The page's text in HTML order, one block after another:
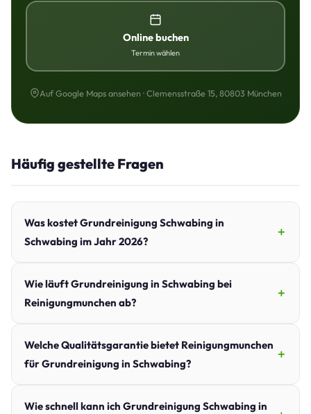
Online buchen
Termin wählen
Auf Google Maps ansehen · Clemensstraße 15, 80803 München
Häufig gestellte Fragen
Was kostet Grundreinigung Schwabing in
Schwabing im Jahr 2026?
Wie läuft Grundreinigung in Schwabing bei
Reinigungmunchen ab?
Welche Qualitätsgarantie bietet Reinigungmunchen
für Grundreinigung in Schwabing?
Wie schnell kann ich Grundreinigung Schwabing in